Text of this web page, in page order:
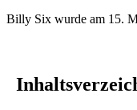
Billy Six wurde am 15.